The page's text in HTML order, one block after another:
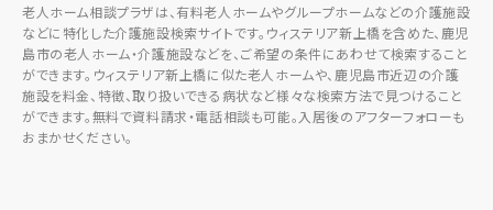
老人ホーム相談プラザは、有料老人ホームやグループホームなどの介護施設
などに特化した介護施設検索サイトです。ウィステリア新上橋を含めた、鹿児
島市の老人ホーム・介護施設などを、ご希望の条件にあわせて検索すること
ができます。ウィステリア新上橋に似た老人ホームや、鹿児島市近辺の介護
施設を料金、特徴、取り扱いできる病状など様々な検索方法で見つけること
ができます。無料で資料請求・電話相談も可能。入居後のアフターフォローも
おまかせください。